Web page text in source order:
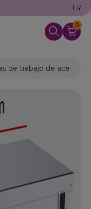
91
0
de trabajo de acero